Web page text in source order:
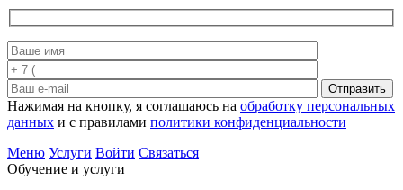
Отправить
Нажимая на кнопку, я соглашаюсь на обработку персональных
данных и с правилами политики конфиденциальности
Меню Услуги Войти Связаться
Обучение и услуги